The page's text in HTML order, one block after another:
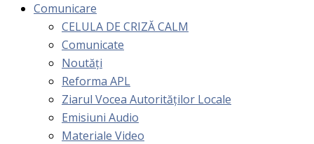
Comunicare
CELULA DE CRIZĂ CALM
Comunicate
Noutăți
Reforma APL
Ziarul Vocea Autorităților Locale
Emisiuni Audio
Materiale Video